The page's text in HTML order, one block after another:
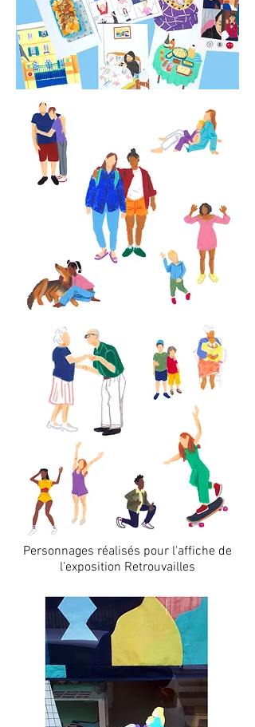
Personnages réalisés pour l'affiche de
l'exposition Retrouvailles